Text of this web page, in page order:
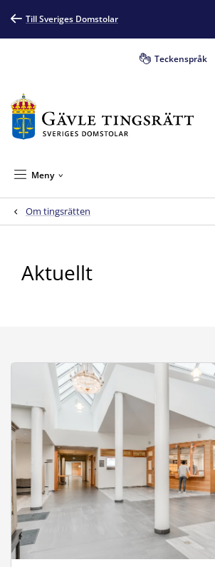
Till Sveriges Domstolar
Teckenspråk
Meny
Om tingsrätten
Aktuellt